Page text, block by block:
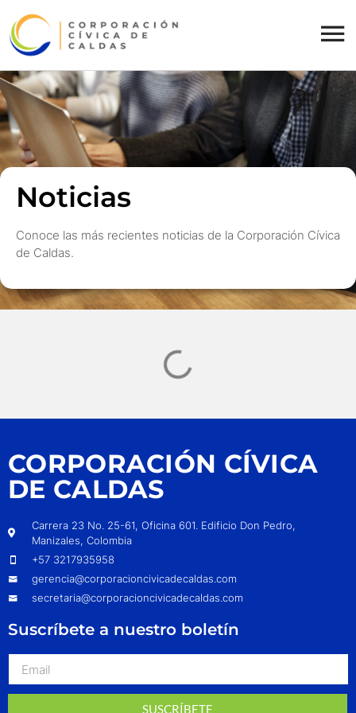
Noticias
Conoce las más recientes noticias de la Corporación Cívica
de Caldas.
CORPORACIÓN CÍVICA
DE CALDAS
Carrera 23 No. 25-61, Oficina 601. Edificio Don Pedro,
Manizales, Colombia
+57 3217935958
gerencia@corporacioncivicadecaldas.com
secretaria@corporacioncivicadecaldas.com
Suscríbete a nuestro boletín
SUSCRÍBETE